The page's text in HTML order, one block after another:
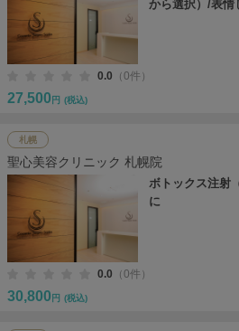
から選択）/表情
0.0 （0件）
27,500 円 (税込)
札幌
聖心美容クリニック 札幌院
ボトックス注射
に
0.0 （0件）
30,800 円 (税込)